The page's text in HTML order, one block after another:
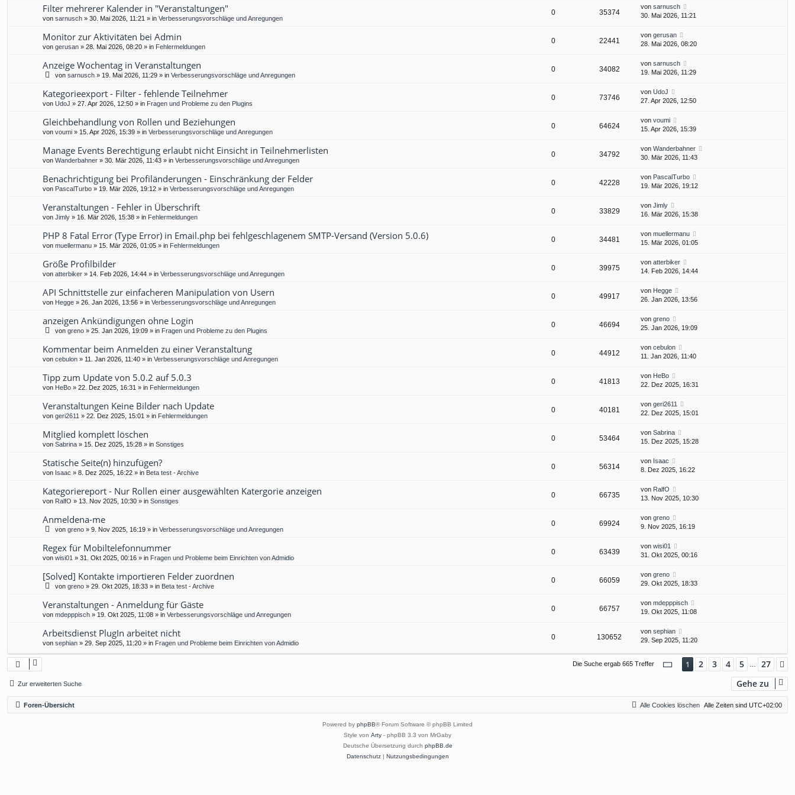
Filter mehrerer Kalender in "Veranstaltungen"
von sarnusch » 30. Mai 2026, 11:21 » in Verbesserungsvorschläge und Anregungen
0 35374
von sarnusch
30. Mai 2026, 11:21
Monitor zur Aktivitäten bei Admin
von gerusan » 28. Mai 2026, 08:20 » in Fehlermeldungen
0 22441
von gerusan
28. Mai 2026, 08:20
Anzeige Wochentag in Veranstaltungen
von sarnusch » 19. Mai 2026, 11:29 » in Verbesserungsvorschläge und Anregungen
0 34082
von sarnusch
19. Mai 2026, 11:29
Kategorieexport - Filter - fehlende Teilnehmer
von UdoJ » 27. Apr 2026, 12:50 » in Fragen und Probleme zu den Plugins
0 73746
von UdoJ
27. Apr 2026, 12:50
Gleichbehandlung von Rollen und Beziehungen
von voumi » 15. Apr 2026, 15:39 » in Verbesserungsvorschläge und Anregungen
0 64624
von voumi
15. Apr 2026, 15:39
Manage Events Berechtigung erlaubt nicht Einsicht in Teilnehmerlisten
von Wanderbahner » 30. Mär 2026, 11:43 » in Verbesserungsvorschläge und Anregungen
0 34792
von Wanderbahner
30. Mär 2026, 11:43
Benachrichtigung bei Profiländerungen - Einschränkung der Felder
von PascalTurbo » 19. Mär 2026, 19:12 » in Verbesserungsvorschläge und Anregungen
0 42228
von PascalTurbo
19. Mär 2026, 19:12
Veranstaltungen - Fehler in Überschrift
von Jimly » 16. Mär 2026, 15:38 » in Fehlermeldungen
0 33829
von Jimly
16. Mär 2026, 15:38
PHP 8 Fatal Error (Type Error) in Email.php bei fehlgeschlagenem SMTP-Versand (Version 5.0.6)
von muellermanu » 15. Mär 2026, 01:05 » in Fehlermeldungen
0 34481
von muellermanu
15. Mär 2026, 01:05
Größe Profilbilder
von atterbiker » 14. Feb 2026, 14:44 » in Verbesserungsvorschläge und Anregungen
0 39975
von atterbiker
14. Feb 2026, 14:44
API Schnittstelle zur einfacheren Manipulation von Usern
von Hegge » 26. Jan 2026, 13:56 » in Verbesserungsvorschläge und Anregungen
0 49917
von Hegge
26. Jan 2026, 13:56
anzeigen Ankündigungen ohne Login
von greno » 25. Jan 2026, 19:09 » in Fragen und Probleme zu den Plugins
0 46694
von greno
25. Jan 2026, 19:09
Kommentar beim Anmelden zu einer Veranstaltung
von cebulon » 11. Jan 2026, 11:40 » in Verbesserungsvorschläge und Anregungen
0 44912
von cebulon
11. Jan 2026, 11:40
Tipp zum Update von 5.0.2 auf 5.0.3
von HeBo » 22. Dez 2025, 16:31 » in Fehlermeldungen
0 41813
von HeBo
22. Dez 2025, 16:31
Veranstaltungen Keine Bilder nach Update
von geri2611 » 22. Dez 2025, 15:01 » in Fehlermeldungen
0 40181
von geri2611
22. Dez 2025, 15:01
Mitglied komplett löschen
von Sabrina » 15. Dez 2025, 15:28 » in Sonstiges
0 53464
von Sabrina
15. Dez 2025, 15:28
Statische Seite(n) hinzufügen?
von Isaac » 8. Dez 2025, 16:22 » in Beta test - Archive
0 56314
von Isaac
8. Dez 2025, 16:22
Kategoriereport - Nur Rollen einer ausgewählten Katergorie anzeigen
von RalfO » 13. Nov 2025, 10:30 » in Sonstiges
0 66735
von RalfO
13. Nov 2025, 10:30
Anmeldena-me
von greno » 9. Nov 2025, 16:19 » in Verbesserungsvorschläge und Anregungen
0 69924
von greno
9. Nov 2025, 16:19
Regex für Mobiltelefonnummer
von wisi01 » 31. Okt 2025, 00:16 » in Fragen und Probleme beim Einrichten von Admidio
0 63439
von wisi01
31. Okt 2025, 00:16
[Solved] Kontakte importieren Felder zuordnen
von greno » 29. Okt 2025, 18:33 » in Beta test - Archive
0 66059
von greno
29. Okt 2025, 18:33
Veranstaltungen - Anmeldung für Gäste
von mdepppisch » 19. Okt 2025, 11:08 » in Verbesserungsvorschläge und Anregungen
0 66757
von mdepppisch
19. Okt 2025, 11:08
Arbeitsdienst PlugIn arbeitet nicht
von sephian » 29. Sep 2025, 11:20 » in Fragen und Probleme beim Einrichten von Admidio
0 130652
von sephian
29. Sep 2025, 11:20
Die Suche ergab 665 Treffer Seite 1von 27
1 2 3 4 5 … 27
Zur erweiterten Suche Gehe zu
Foren-Übersicht Alle Zeiten sind UTC+02:00
Alle Cookies löschen
Powered by phpBB® Forum Software © phpBB Limited
Style von Arty - phpBB 3.3 von MrGaby
Deutsche Übersetzung durch phpBB.de
Datenschutz| Nutzungsbedingungen